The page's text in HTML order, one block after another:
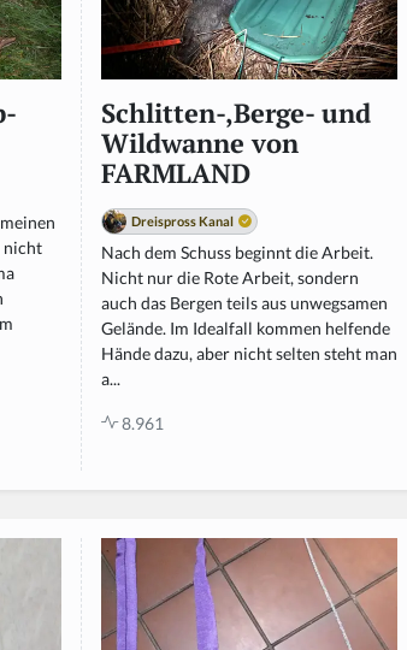
nicht
Schlitten-,Berge- und
Wildwanne von
FARMLAND
Dreispross Kanal
Nach dem Schuss beginnt die Arbeit.
Nicht nur die Rote Arbeit, sondern
auch das Bergen teils aus unwegsamen
Gelände. Im Idealfall kommen helfende
Hände dazu, aber nicht selten steht man
a...
8.961